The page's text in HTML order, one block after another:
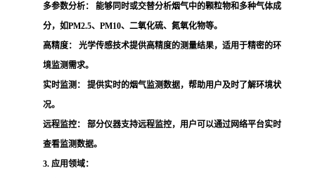
多参数分析：
能够同时或交替分析烟气中的颗粒物和多种气体成
分，如PM2.5、PM10、二氧化硫、氮氧化物等。
高精度：
光学传感技术提供高精度的测量结果，适用于精密的环
境监测需求。
实时监测：
提供实时的烟气监测数据，帮助用户及时了解环境状
况。
远程监控：
部分仪器支持远程监控，用户可以通过网络平台实时
查看监测数据。
3. 应用领域：